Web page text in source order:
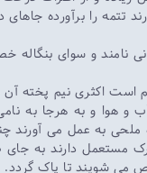
تتمه را برآورده
نامند و سوای بنگاله
اکثری نیم پخته آن
و هوا و به هرجا به
به عمل می آورند
مستعمل دارند به
می شویند تا پاک گردد.